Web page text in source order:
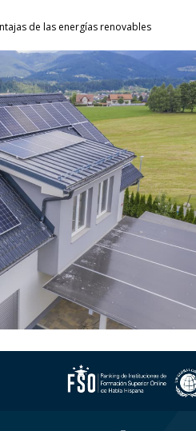
de las energías renovables